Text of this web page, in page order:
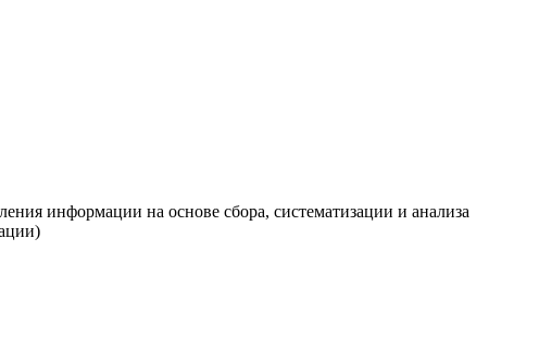
информации на основе сбора, систематизации и анализа